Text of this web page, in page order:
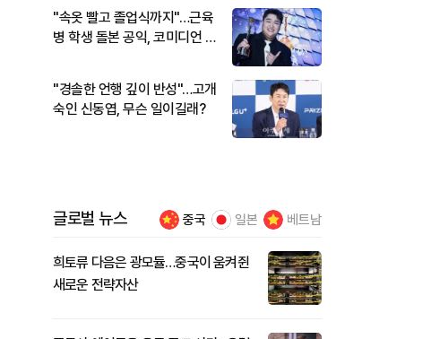
"속옷 빨고 졸업식까지"…근육
병 학생 돌본 공익, 코미디언 김
"경솔한 언행 깊이 반성"…고개
숙인 신동엽, 무슨 일이길래?
글로벌 뉴스 중국 일본 베트남
희토류 다음은 광모듈…중국이 움켜쥔
새로운 전략자산